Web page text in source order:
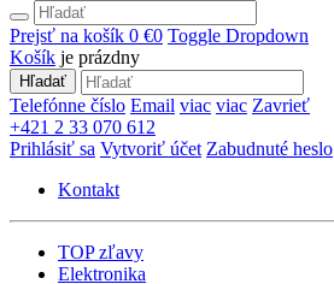
Prejsť na košík 0 €0 Toggle Dropdown
Košík je prázdny
Hľadať
Telefónne číslo Email viac viac Zavrieť
+421 2 33 070 612
Prihlásiť sa Vytvoriť účet Zabudnuté heslo
Kontakt
TOP zľavy
Elektronika